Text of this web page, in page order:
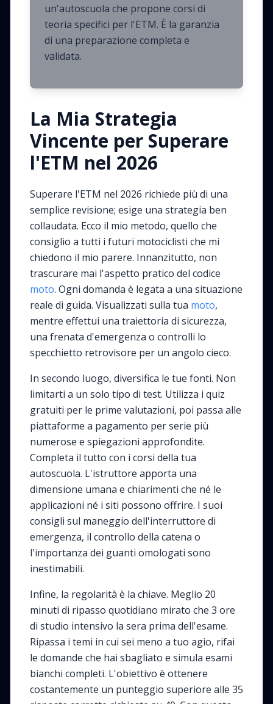
un'autoscuola che propone corsi di
teoria specifici per l'ETM. È la garanzia
di una preparazione completa e
validata.
La Mia Strategia
Vincente per Superare
l'ETM nel 2026
Superare l'ETM nel 2026 richiede più di una
semplice revisione; esige una strategia ben
collaudata. Ecco il mio metodo, quello che
consiglio a tutti i futuri motociclisti che mi
chiedono il mio parere. Innanzitutto, non
trascurare mai l'aspetto pratico del codice
moto. Ogni domanda è legata a una situazione
reale di guida. Visualizzati sulla tua moto,
mentre effettui una traiettoria di sicurezza,
una frenata d'emergenza o controlli lo
specchietto retrovisore per un angolo cieco.
In secondo luogo, diversifica le tue fonti. Non
limitarti a un solo tipo di test. Utilizza i quiz
gratuiti per le prime valutazioni, poi passa alle
piattaforme a pagamento per serie più
numerose e spiegazioni approfondite.
Completa il tutto con i corsi della tua
autoscuola. L'istruttore apporta una
dimensione umana e chiarimenti che né le
applicazioni né i siti possono offrire. I suoi
consigli sul maneggio dell'interruttore di
emergenza, il controllo della catena o
l'importanza dei guanti omologati sono
inestimabili.
Infine, la regolarità è la chiave. Meglio 20
minuti di ripasso quotidiano mirato che 3 ore
di studio intensivo la sera prima dell'esame.
Ripassa i temi in cui sei meno a tuo agio, rifai
le domande che hai sbagliato e simula esami
bianchi completi. L'obiettivo è ottenere
costantemente un punteggio superiore alle 35